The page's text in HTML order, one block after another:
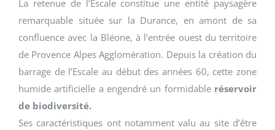
La retenue de l’Escale constitue une entité paysagère
remarquable située sur la Durance, en amont de sa
confluence avec la Bléone, à l’entrée ouest du territoire
de Provence Alpes Agglomération. Depuis la création du
barrage de l’Escale au début des années 60, cette zone
humide artificielle a engendré un formidable réservoir
de biodiversité.
Ses caractéristiques ont notamment valu au site d’être